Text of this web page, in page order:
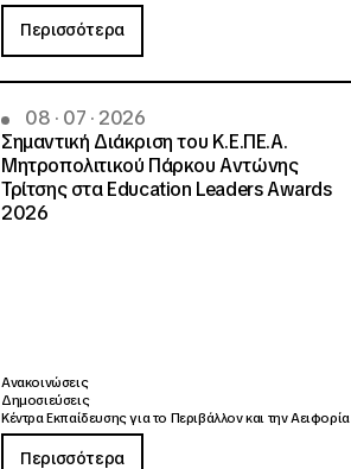
Περισσότερα
08 · 07 · 2026
Σημαντική Διάκριση του Κ.Ε.ΠΕ.Α.
Μητροπολιτικού Πάρκου Αντώνης
Τρίτσης στα Education Leaders Awards
2026
Ανακοινώσεις
Δημοσιεύσεις
Κέντρα Εκπαίδευσης για το Περιβάλλον και την Αειφορία
Περισσότερα